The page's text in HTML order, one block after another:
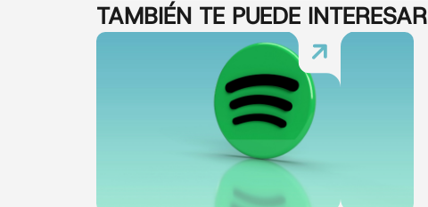
TAMBIÉN TE PUEDE INTERESAR